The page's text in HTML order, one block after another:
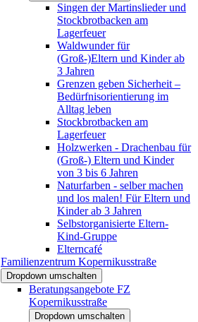
Singen der Martinslieder und
Stockbrotbacken am
Lagerfeuer
Waldwunder für
(Groß-)Eltern und Kinder ab
3 Jahren
Grenzen geben Sicherheit –
Bedürfnisorientierung im
Alltag leben
Stockbrotbacken am
Lagerfeuer
Holzwerken - Drachenbau für
(Groß-) Eltern und Kinder
von 3 bis 6 Jahren
Naturfarben - selber machen
und los malen! Für Eltern und
Kinder ab 3 Jahren
Selbstorganisierte Eltern-
Kind-Gruppe
Elterncafé
Familienzentrum Kopernikusstraße
Dropdown umschalten
Beratungsangebote FZ
Kopernikusstraße
Dropdown umschalten